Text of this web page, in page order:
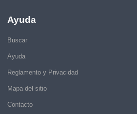
Ayuda
Buscar
Ayuda
Reglamento y Privacidad
Mapa del sitio
Contacto